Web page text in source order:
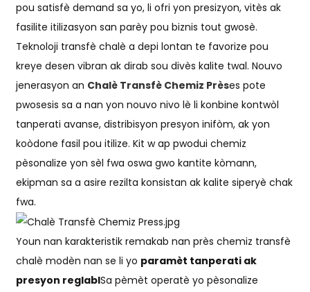
pou satisfè demand sa yo, li ofri yon presizyon, vitès ak
fasilite itilizasyon san parèy pou biznis tout gwosè.
Teknoloji transfè chalè a depi lontan te favorize pou
kreye desen vibran ak dirab sou divès kalite twal. Nouvo
jenerasyon an Chalè Transfè Chemiz Prèses pote
pwosesis sa a nan yon nouvo nivo lè li konbine kontwòl
tanperati avanse, distribisyon presyon inifòm, ak yon
koòdone fasil pou itilize. Kit w ap pwodui chemiz
pèsonalize yon sèl fwa oswa gwo kantite kòmann,
ekipman sa a asire rezilta konsistan ak kalite siperyè chak
fwa.
Youn nan karakteristik remakab nan près chemiz transfè
chalè modèn nan se li yo paramèt tanperati ak
presyon reglablSa pèmèt operatè yo pèsonalize